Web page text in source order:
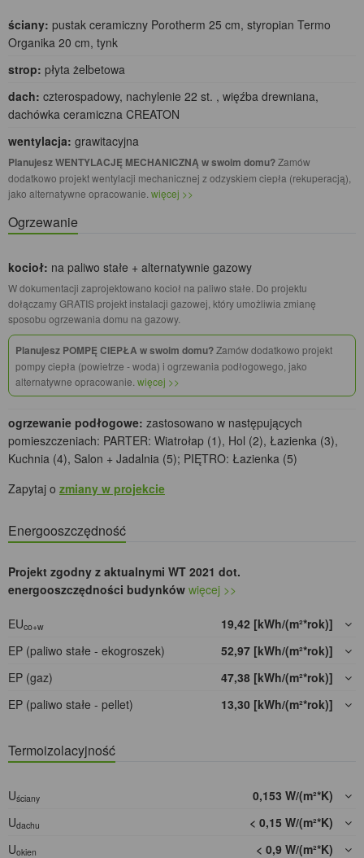
ściany: pustak ceramiczny Porotherm 25 cm, styropian Termo
Organika 20 cm, tynk
strop: płyta żelbetowa
dach: czterospadowy, nachylenie 22 st. , więźba drewniana,
dachówka ceramiczna CREATON
wentylacja: grawitacyjna
Planujesz WENTYLACJĘ MECHANICZNĄ w swoim domu?Zamów
dodatkowo projekt wentylacji mechanicznej z odzyskiem ciepła (rekuperacją),
jako alternatywne opracowanie. więcej >>
Ogrzewanie
kocioł: na paliwo stałe + alternatywnie gazowy
W dokumentacji zaprojektowano kocioł na paliwo stałe. Do projektu
dołączamy GRATIS projekt instalacji gazowej, który umożliwia zmianę
sposobu ogrzewania domu na gazowy.
Planujesz POMPĘ CIEPŁA w swoim domu?Zamów dodatkowo projekt
pompy ciepła (powietrze - woda) i ogrzewania podłogowego, jako
alternatywne opracowanie. więcej >>
ogrzewanie podłogowe: zastosowano w następujących
pomieszczeniach: PARTER: Wiatrołap (1), Hol (2), Łazienka (3),
Kuchnia (4), Salon + Jadalnia (5); PIĘTRO: Łazienka (5)
Zapytaj o zmiany w projekcie
Energooszczędność
Projekt zgodny z aktualnymi WT 2021 dot.
energooszczędności budynków więcej >>
EUco+w
19,42 [kWh/(m²*rok)]
EP (paliwo stałe - ekogroszek)
52,97 [kWh/(m²*rok)]
EP (gaz)
47,38 [kWh/(m²*rok)]
EP (paliwo stałe - pellet)
13,30 [kWh/(m²*rok)]
Termoizolacyjność
Uściany
0,153 W/(m²*K)
Udachu
< 0,15 W/(m²*K)
Uokien < 0,9 W/(m²*K)